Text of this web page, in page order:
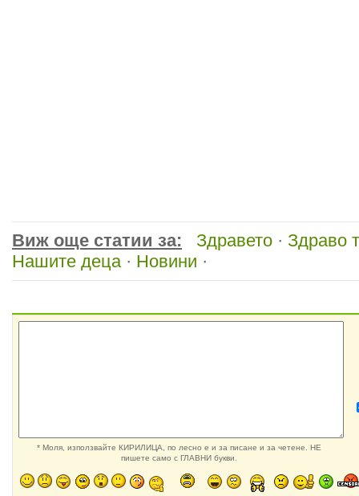
Виж още статии за: Здравето · Здраво
Нашите деца· Новини ·
* Моля, използвайте КИРИЛИЦА, по лесно е и за писане и за четене. НЕ
пишете само с ГЛАВНИ букви.